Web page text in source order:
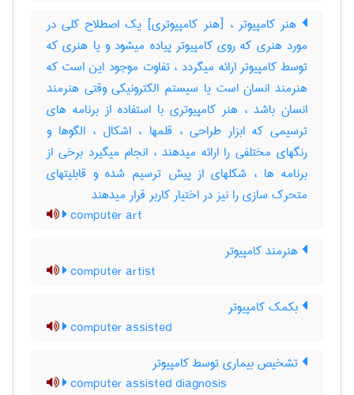
هنر کامپیوتر ، [هنر کامپیوتری] یک اصطلاح کلی در
مورد هنری که روی کامپیوتر پیاده میشود و یا هنری که
توسط کامپیوتر ارائه میگردد ، تفاوت موجود این است که
هنرمند انسان است یا سیستم الکترونیکی وقتی هنرمند
انسان باشد ، هنر کامپیوتری با استفاده از برنامه های
ترسیمی که ابزار طراحی ، قلمها ، اشکال ، الگوها و
رنگهای مختلفی را ارائه میدهند ، انجام میگیرد برخی از
برنامه ها ، شکلهای از پیش ترسیم شده و قابلیتهای
متحرک سازی را نیز در اختیار کاربر قرار میدهند
computer art
هنرمند کامپیوتر
computer artist
بکمک کامپیوتر
computer assisted
تشخیص بیماری توسط کامپیوتر
computer assisted diagnosis